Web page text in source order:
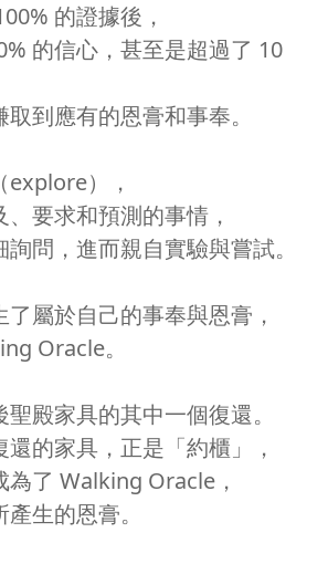
的證據後，
的信心，甚至是超過了 10
到應有的恩膏和事奉。
），
要求和預測的事情，
問，進而親自實驗與嘗試。
屬於自己的事奉與恩膏，
Oracle。
殿家具的其中一個復還。
的家具，正是「約櫃」，
為了 Walking Oracle，
生的恩膏。